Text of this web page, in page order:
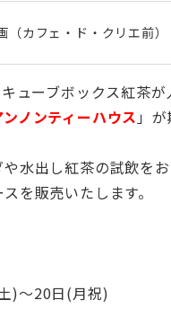
（カフェ・ド・クリエ前）
ューブボックス紅茶が
ンノンティーハウス 」
水出し紅茶の試飲をお
を販売いたします。
)～20日(月祝)